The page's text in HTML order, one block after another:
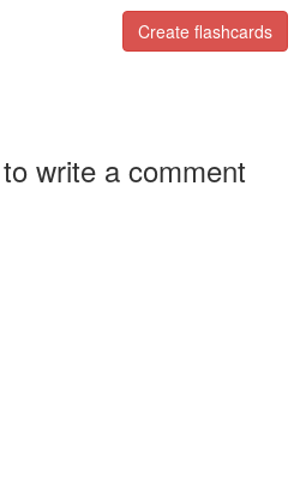
Create flashcards
write a comment